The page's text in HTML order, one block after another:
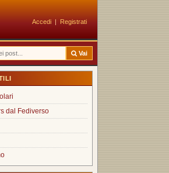
Accedi | Registrati
Vai
dal Fediverso